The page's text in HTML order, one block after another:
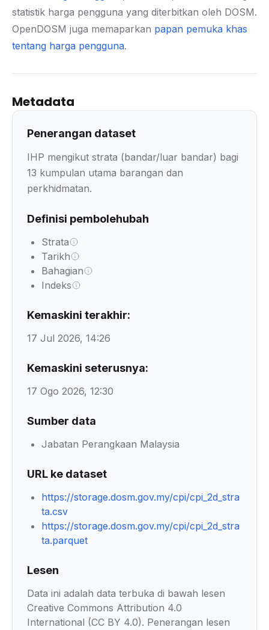
statistik harga pengguna yang diterbitkan oleh DOSM.
OpenDOSM juga memaparkan papan pemuka khas
tentang harga pengguna.
Metadata
Penerangan dataset
IHP mengikut strata (bandar/luar bandar) bagi
13 kumpulan utama barangan dan
perkhidmatan.
Definisi pembolehubah
Strata
Tarikh
Bahagian
Indeks
Kemaskini terakhir:
17 Jul 2026, 14:26
Kemaskini seterusnya:
17 Ogo 2026, 12:30
Sumber data
Jabatan Perangkaan Malaysia
URL ke dataset
https://storage.dosm.gov.my/cpi/cpi_2d_stra
ta.csv
https://storage.dosm.gov.my/cpi/cpi_2d_stra
ta.parquet
Lesen
Data ini adalah data terbuka di bawah lesen
Creative Commons Attribution 4.0
International (CC BY 4.0). Penerangan lesen